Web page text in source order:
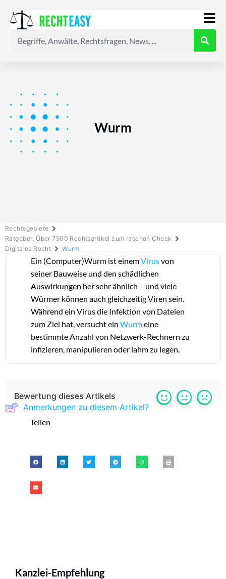
Wurm
Rechtsgebiete
Ratgeber: Über 7500 Rechtsartikel zum raschen Check
Digitales Recht
Wurm
Ein (Computer)Wurm ist einemVirusvon
seiner Bauweise und den schädlichen
Auswirkungen her sehr ähnlich – und viele
Würmer können auch gleichzeitig Viren sein.
Während ein Virus die Infektion von Dateien
zum Ziel hat, versucht ein Wurmeine
bestimmte Anzahl von Netzwerk-Rechnern zu
infizieren, manipulieren oder lahm zu legen.
Bewertung dieses Artikels
Anmerkungen zu diesem Artikel?
Teilen
Kanzlei-Empfehlung